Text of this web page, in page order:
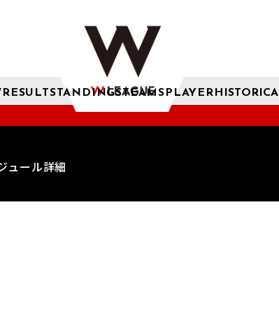
STANDINGSTEAMSPLAYER
ュール詳細